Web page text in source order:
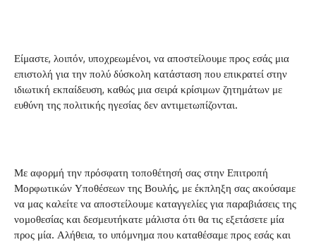
Είμαστε, λοιπόν, υποχρεωμένοι, να αποστείλουμε προς εσάς μια
επιστολή για την πολύ δύσκολη κατάσταση που επικρατεί στην
ιδιωτική εκπαίδευση, καθώς μια σειρά κρίσιμων ζητημάτων με
ευθύνη της πολιτικής ηγεσίας δεν αντιμετωπίζονται.
Με αφορμή την πρόσφατη τοποθέτησή σας στην Επιτροπή
Μορφωτικών Υποθέσεων της Βουλής, με έκπληξη σας ακούσαμε
να μας καλείτε να αποστείλουμε καταγγελίες για παραβιάσεις της
νομοθεσίας και δεσμευτήκατε μάλιστα ότι θα τις εξετάσετε μία
προς μία. Αλήθεια, το υπόμνημα που καταθέσαμε προς εσάς και